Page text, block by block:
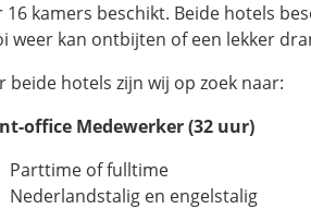
16 kamers beschikt. Beide hotels
weer kan ontbijten of een lekker
beide hotels zijn wij op zoek naar:
office Medewerker (32 uur)
Parttime of fulltime
Nederlandstalig en engelstalig